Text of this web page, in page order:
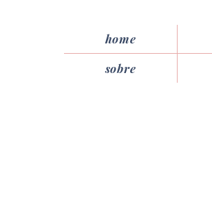
home
sobre